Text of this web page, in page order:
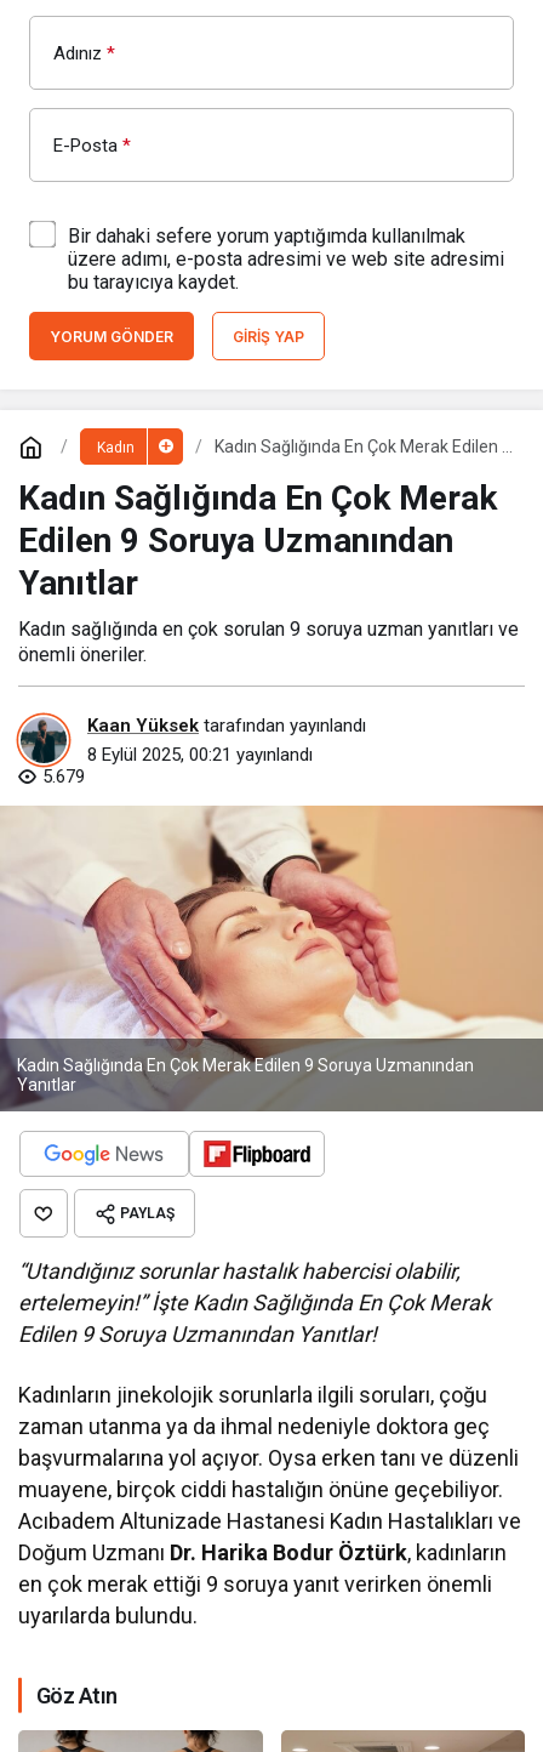
Adınız *
E-Posta *
Bir dahaki sefere yorum yaptığımda kullanılmak
üzere adımı, e-posta adresimi ve web site adresimi
bu tarayıcıya kaydet.
YORUM GÖNDER GIRIŞ YAP
Kadın
Kadın Sağlığında En Çok Merak Edilen 9
Kadın Sağlığında En Çok Merak
Edilen 9 Soruya Uzmanından
Yanıtlar
Kadın sağlığında en çok sorulan 9 soruya uzman yanıtları ve
önemli öneriler.
Kaan Yüksek tarafından yayınlandı
8 Eylül 2025, 00:21 yayınlandı
5.679
Kadın Sağlığında En Çok Merak Edilen 9 Soruya Uzmanından
Yanıtlar
PAYLAŞ
“Utandığınız sorunlar hastalık habercisi olabilir,
ertelemeyin!” İşte Kadın Sağlığında En Çok Merak
Edilen 9 Soruya Uzmanından Yanıtlar!
Kadınların jinekolojik sorunlarla ilgili soruları, çoğu
zaman utanma ya da ihmal nedeniyle doktora geç
başvurmalarına yol açıyor. Oysa erken tanı ve düzenli
muayene, birçok ciddi hastalığın önüne geçebiliyor.
Acıbadem Altunizade Hastanesi Kadın Hastalıkları ve
Doğum Uzmanı Dr. Harika Bodur Öztürk, kadınların
en çok merak ettiği 9 soruya yanıt verirken önemli
uyarılarda bulundu.
Göz Atın